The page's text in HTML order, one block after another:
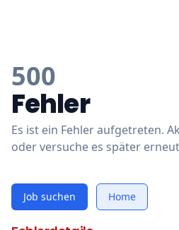
500
Fehler
Es ist ein Fehler aufgetreten.
oder versuche es später
Job suchen Home